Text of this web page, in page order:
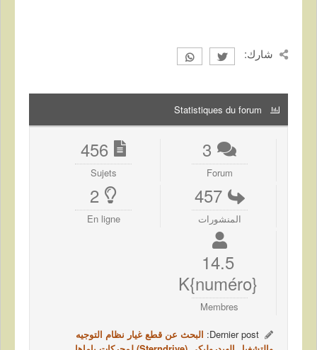
شارك:
Statistiques du forum
3
Forum
456
Sujets
457
المنشورات
2
En ligne
14.5
{numéro}K
Membres
البحث عن قطع غيار نظام التوجيه